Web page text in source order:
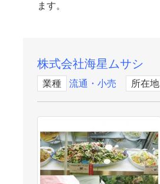
ます。
株式会社海星ムサシ
業種 流通・小売 所在地